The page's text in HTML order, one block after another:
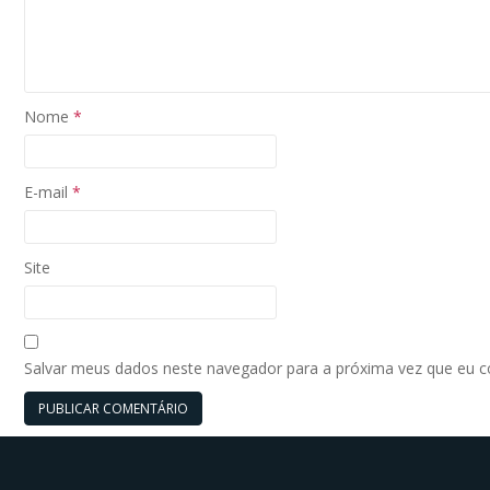
Nome *
E-mail *
Site
Salvar meus dados neste navegador para a próxima vez que eu